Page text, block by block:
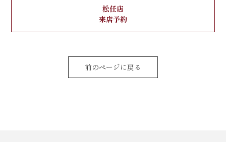
松任店
来店予約
前のページに戻る